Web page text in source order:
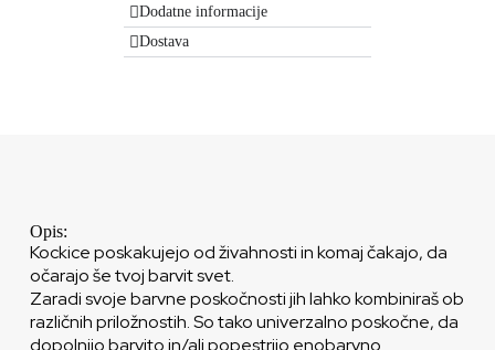
Dodatne informacije
Dostava
Opis:
Kockice poskakujejo od živahnosti in komaj čakajo, da
očarajo še tvoj barvit svet.
Zaradi svoje barvne poskočnosti jih lahko kombiniraš ob
različnih priložnostih. So tako univerzalno poskočne, da
dopolnijo barvito in/ali popestrijo enobarvno